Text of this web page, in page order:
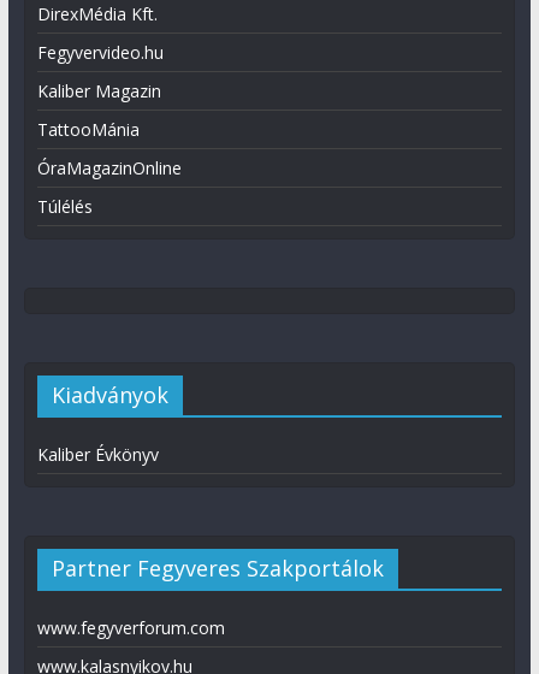
DirexMédia Kft.
Fegyvervideo.hu
Kaliber Magazin
TattooMánia
ÓraMagazinOnline
Túlélés
Kiadványok
Kaliber Évkönyv
Partner Fegyveres Szakportálok
www.fegyverforum.com
www.kalasnyikov.hu